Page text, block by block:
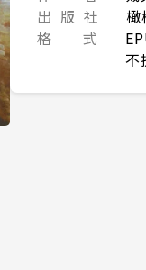
出 版 社
橄
格 式
不